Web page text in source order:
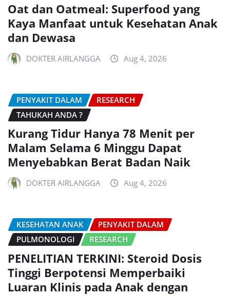
Oat dan Oatmeal: Superfood yang
Kaya Manfaat untuk Kesehatan Anak
dan Dewasa
DOKTER AIRLANGGA Aug 4, 2026
PENYAKIT DALAM
RESEARCH
TAHUKAH ANDA ?
Kurang Tidur Hanya 78 Menit per
Malam Selama 6 Minggu Dapat
Menyebabkan Berat Badan Naik
DOKTER AIRLANGGA Aug 4, 2026
KESEHATAN ANAK
PENYAKIT DALAM
PULMONOLOGI
RESEARCH
PENELITIAN TERKINI: Steroid Dosis
Tinggi Berpotensi Memperbaiki
Luaran Klinis pada Anak dengan